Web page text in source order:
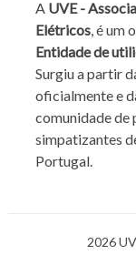
A UVE -
Elétricos, é um
Entidade de
Surgiu a partir
oficialmente e
comunidade
simpatizantes
Portugal.
2026